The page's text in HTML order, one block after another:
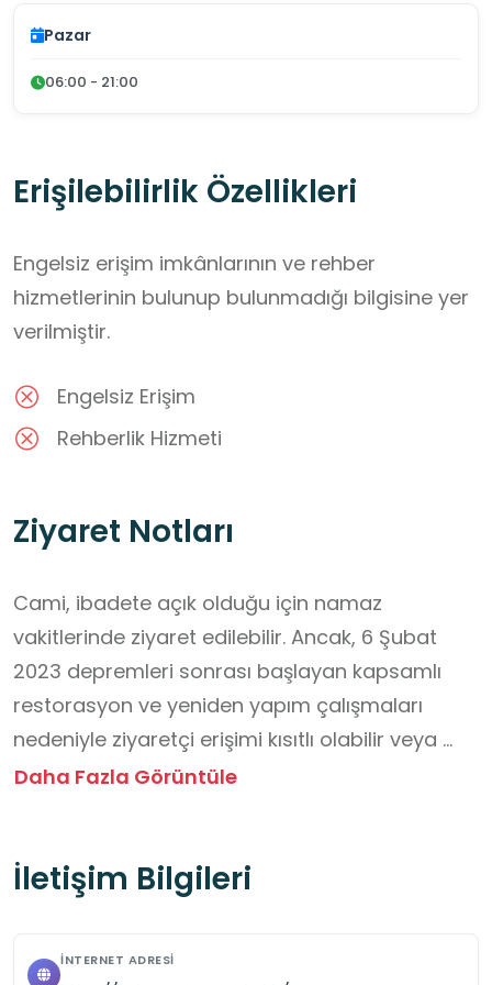
Pazar
06:00 - 21:00
Erişilebilirlik Özellikleri
Engelsiz erişim imkânlarının ve rehber
hizmetlerinin bulunup bulunmadığı bilgisine yer
verilmiştir.
Engelsiz Erişim
Rehberlik Hizmeti
Ziyaret Notları
Cami, ibadete açık olduğu için namaz
vakitlerinde ziyaret edilebilir. Ancak, 6 Şubat
2023 depremleri sonrası başlayan kapsamlı
restorasyon ve yeniden yapım çalışmaları
nedeniyle ziyaretçi erişimi kısıtlı olabilir veya
tamamen kapalı olabilir. Ziyaret planlamadan
olmadığını ve çevresindeki güvenlik durumunu
Daha Fazla Görüntüle
İletişim Bilgileri
İNTERNET ADRESI